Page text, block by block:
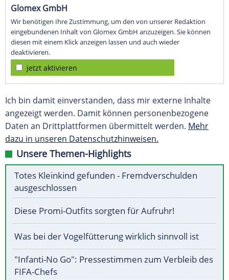
Glomex GmbH
Wir benötigen Ihre Zustimmung, um den von unserer Redaktion
eingebundenen Inhalt von Glomex GmbH anzuzeigen. Sie können
diesen mit einem Klick anzeigen lassen und auch wieder
deaktivieren.
jetzt aktivieren
Ich bin damit einverstanden, dass mir externe Inhalte
angezeigt werden. Damit können personenbezogene
Daten an Drittplattformen übermittelt werden. Mehr
dazu in unseren Datenschutzhinweisen.
Unsere Themen-Highlights
Totes Kleinkind gefunden - Fremdverschulden
ausgeschlossen
Diese Promi-Outfits sorgten für Aufruhr!
Was bei der Vogelfütterung wirklich sinnvoll ist
"Infanti-No Go": Pressestimmen zum Verbleib des
FIFA-Chefs